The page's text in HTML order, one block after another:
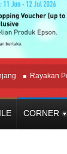
Rayakan
CORNER